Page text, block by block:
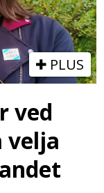
PLUS
ved
velja